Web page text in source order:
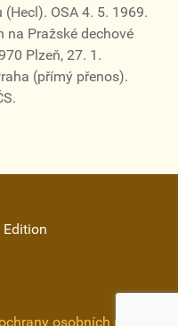
OSA 4. 5. 1969.
na Pražské dechové
Plzeň, 27. 1.
(přímý přenos).
osobních údajů